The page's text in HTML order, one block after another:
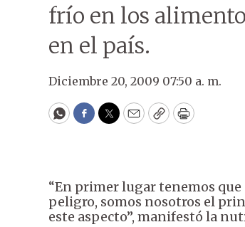
frío en los
en el país.
Diciembre 20, 2009 07:50 a. m.
WhatsApp
Facebook
Twitter
EmailCopyPrint
“En primer lugar tenemos
peligro, somos nosotros el
este aspecto”, manifestó la